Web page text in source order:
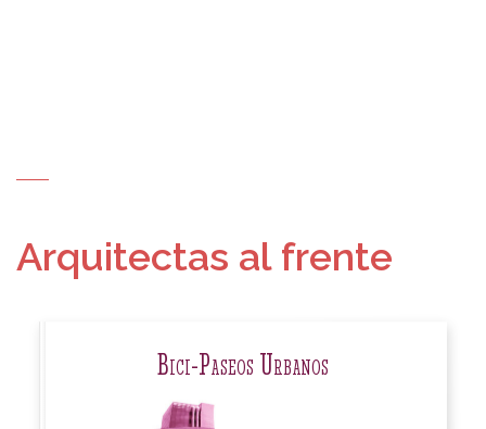
Arquitectas al frente